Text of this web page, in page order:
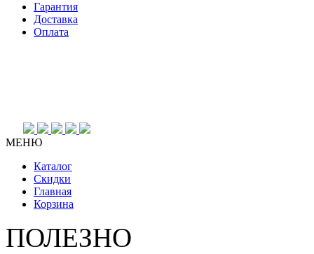
Гарантия
Доставка
Оплата
МЕНЮ
Каталог
Скидки
Главная
Корзина
ПОЛЕЗНО